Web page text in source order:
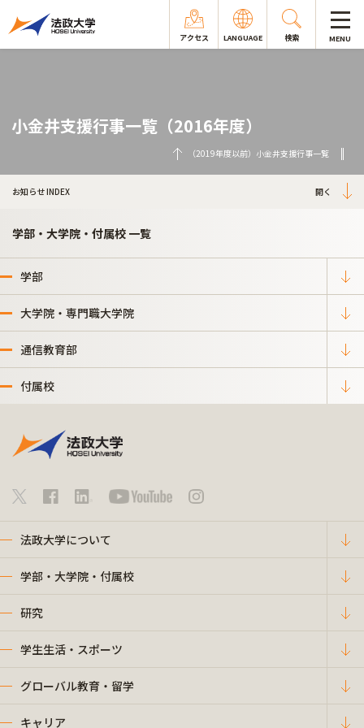
アクセス LANGUAGE 検索 MENU
小金井支援行事一覧（2016年度）
（2019年度以前）小金井支援行事一覧
お知らせ INDEX
学部・大学院・付属校 一覧
学部
大学院・専門職大学院
通信教育部
付属校
法政大学について
学部・大学院・付属校
研究
学生生活・スポーツ
グローバル教育・留学
キャリア